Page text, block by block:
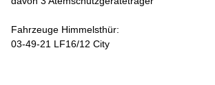
Fahrzeuge Himmelsthür:
03-49-21 LF16/12 City